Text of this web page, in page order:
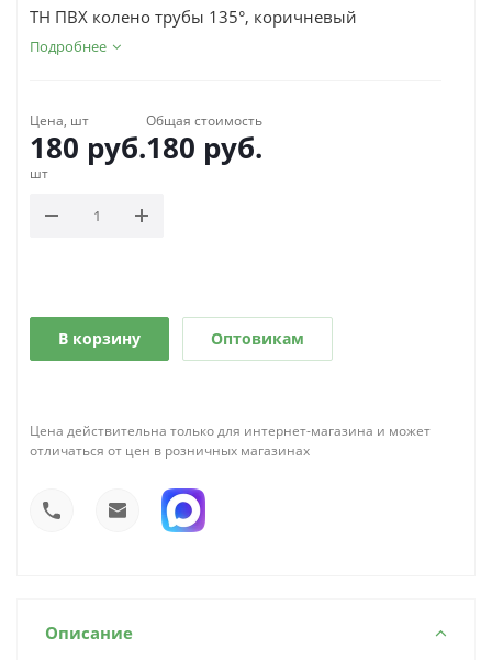
ТН ПВХ колено трубы 135°, коричневый
Подробнее
Цена, шт
180 руб.
Общая стоимость
180 руб.
шт
В корзину Оптовикам
Цена действительна только для интернет-магазина и может
отличаться от цен в розничных магазинах
Описание